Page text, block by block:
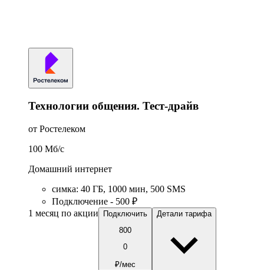
Технологии общения. Тест-драйв
от Ростелеком
100 Мб/c
Домашний интернет
симка: 40 ГБ, 1000 мин, 500 SMS
Подключение - 500 ₽
1 месяц по акции
Подключить
800
0
₽/мес
Детали тарифа